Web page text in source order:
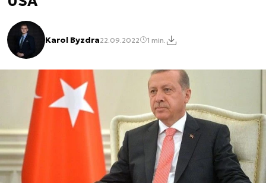
Karol Byzdra22.09.2022 1 min.